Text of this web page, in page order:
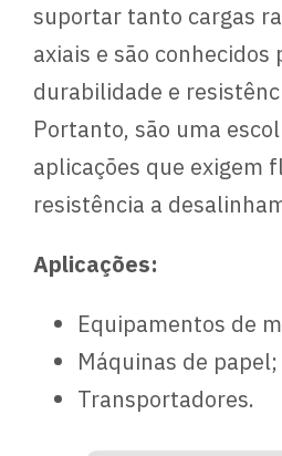
suportar tanto cargas
axiais e são conhecidos
durabilidade e
Portanto, são uma
aplicações que exigem
resistência a
Aplicações:
Equipamentos de
Máquinas de papel;
Transportadores.